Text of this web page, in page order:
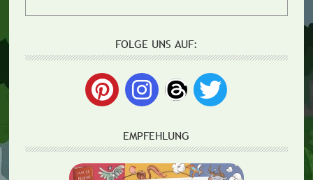
FOLGE UNS AUF:
EMPFEHLUNG